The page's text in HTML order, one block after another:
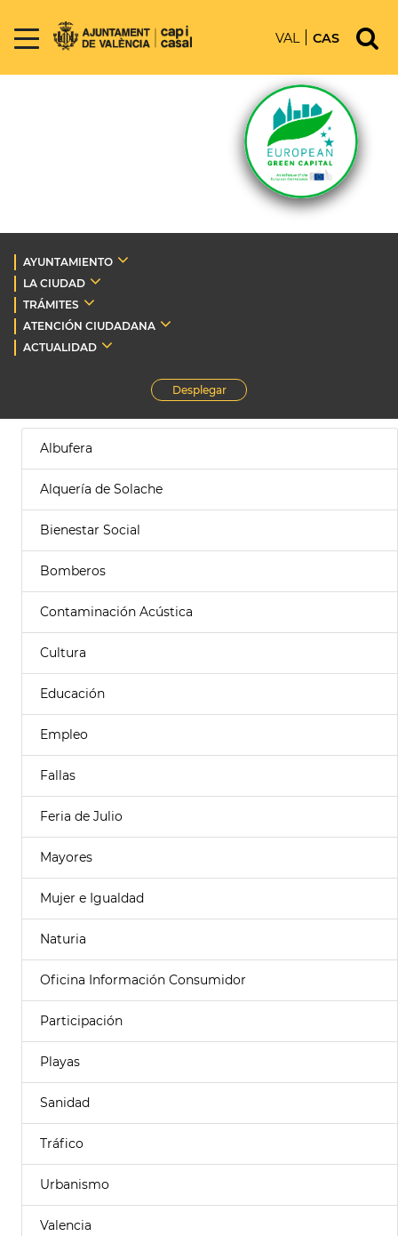
VAL CAS
AYUNTAMIENTO
LA CIUDAD
TRÁMITES
ATENCIÓN CIUDADANA
ACTUALIDAD
Desplegar
Albufera
Alquería de Solache
Bienestar Social
Bomberos
Contaminación Acústica
Cultura
Educación
Empleo
Fallas
Feria de Julio
Mayores
Mujer e Igualdad
Naturia
Oficina Información Consumidor
Participación
Playas
Sanidad
Tráfico
Urbanismo
Valencia